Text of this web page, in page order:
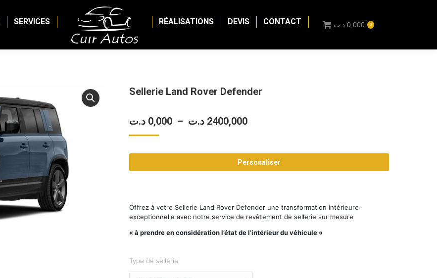
SERVICES RÉALISATIONS DEVIS CONTACT 0,000 د.ت 0
Sellerie Land Rover Defender
0,000 د.ت – 2400,000 د.ت
Plage
prix :
0,000 د.ت
Personaliser
Offrez à votre Sellerie Land Rover Defender une transformation intérieure
exceptionnelle avec notre service de revêtement de sellerie sur mesure
« à prendre en considération l’état de l’intérieur du véhicule «
Type de sellerie